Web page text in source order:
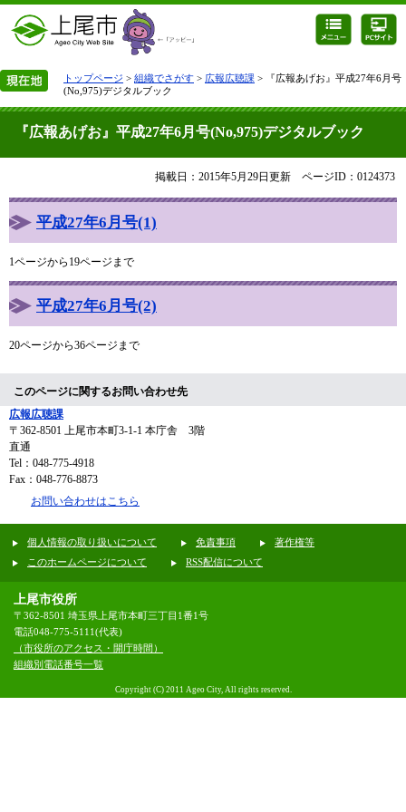
トップページ > 組織でさがす > 広報広聴課 > 『広報あげお』平成27年6月号
(No,975)デジタルブック
『広報あげお』平成27年6月号(No,975)デジタルブック
掲載日：2015年5月29日更新 ページID：0124373
平成27年6月号(1)
1ページから19ページまで
平成27年6月号(2)
20ページから36ページまで
このページに関するお問い合わせ先
広報広聴課
〒362-8501 上尾市本町3-1-1 本庁舎 3階
直通
Tel：048-775-4918
Fax：048-776-8873
お問い合わせはこちら
個人情報の取り扱いについて 免責事項
著作権等
このホームページについて
RSS配信について
上尾市役所
〒362-8501 埼玉県上尾市本町三丁目1番1号
電話048-775-5111(代表)
（市役所のアクセス・開庁時間）
組織別電話番号一覧
Copyright (C) 2011 Ageo City, All rights reserved.